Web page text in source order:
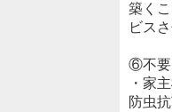
築く
ビス
⑥不要
・家
防虫